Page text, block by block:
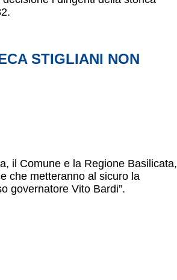
STIGLIANI NON
il Comune e la Regione Basilicata,
che metteranno al sicuro la
governatore Vito Bardi”.